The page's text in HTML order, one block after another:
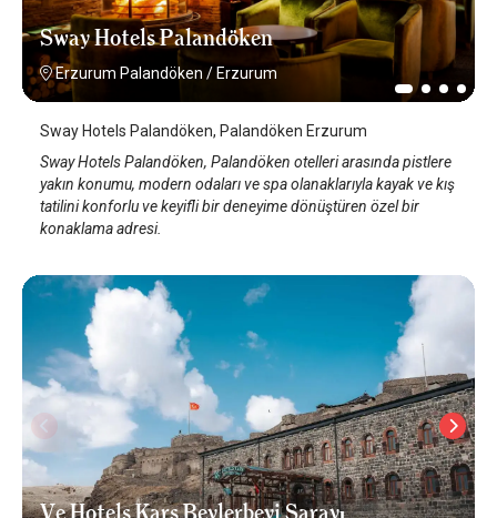
Sway Hotels Palandöken
Erzurum Palandöken / Erzurum
Sway Hotels Palandöken, Palandöken Erzurum
Sway Hotels Palandöken, Palandöken otelleri arasında pistlere
yakın konumu, modern odaları ve spa olanaklarıyla kayak ve kış
tatilini konforlu ve keyifli bir deneyime dönüştüren özel bir
konaklama adresi.
Ve Hotels Kars Beylerbeyi Sarayı